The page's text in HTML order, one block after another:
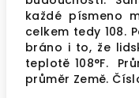
každé písmeno
celkem tedy 108.
bráno i to, že
teplotě 108°F.
průměr Země.